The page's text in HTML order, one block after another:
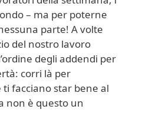
– ma per poterne
parte! A volte
del nostro lavoro
degli addendi per
corri là per
facciano star bene al
non è questo un